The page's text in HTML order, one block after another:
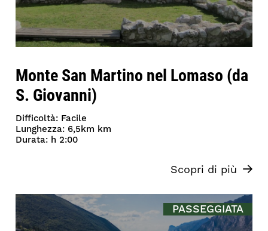
Monte San Martino nel Lomaso (da
S. Giovanni)
Difficoltà: Facile
Lunghezza: 6,5km km
Durata: h 2:00
Scopri di più
PASSEGGIATA